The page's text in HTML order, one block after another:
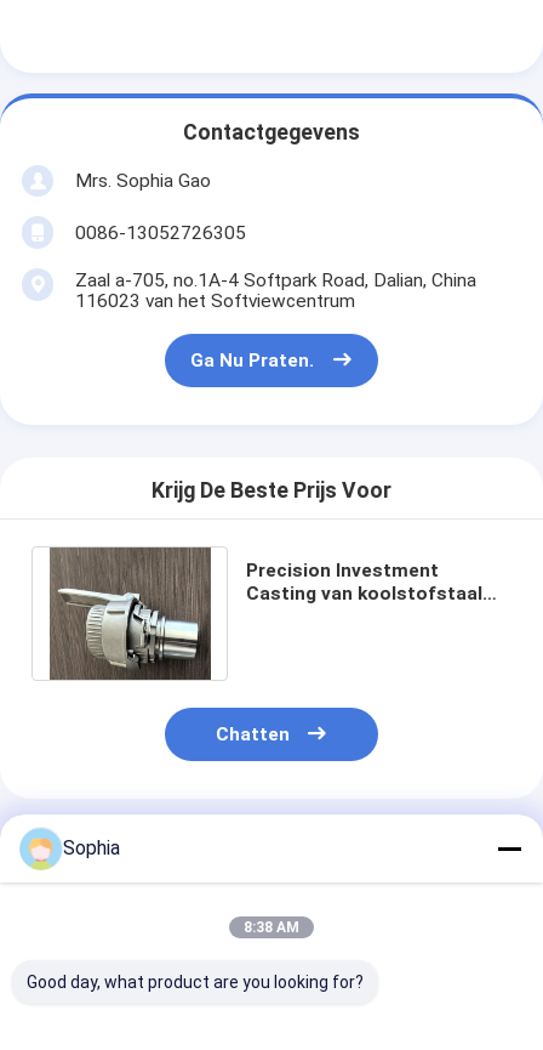
Contactgegevens
Mrs. Sophia Gao
0086-13052726305
Zaal a-705, no.1A-4 Softpark Road, Dalian, China
116023 van het Softviewcentrum
Ga Nu Praten.
Krijg De Beste Prijs Voor
Precision Investment
Casting van koolstofstaal
Chatten
Geadviseerde Producten
Sophia
8:38 AM
Good day, what product are you looking for?